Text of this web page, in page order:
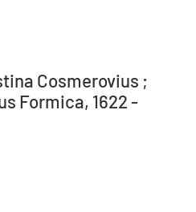
Cosmerovius ;
Formica, 1622 -